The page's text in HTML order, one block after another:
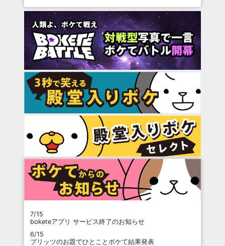
7/15
boketeアプリ サービス終了のお知らせ
6/15
プリッツのお題でひとことボケて結果発表